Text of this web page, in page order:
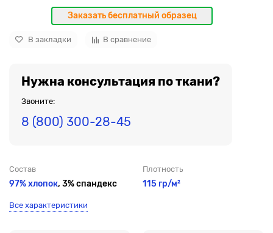
Заказать бесплатный образец
В закладки В сравнение
Нужна консультация по ткани?
Звоните:
8 (800) 300-28-45
Состав
97% хлопок, 3% спандекс
Плотность
115 гр/м²
Все характеристики